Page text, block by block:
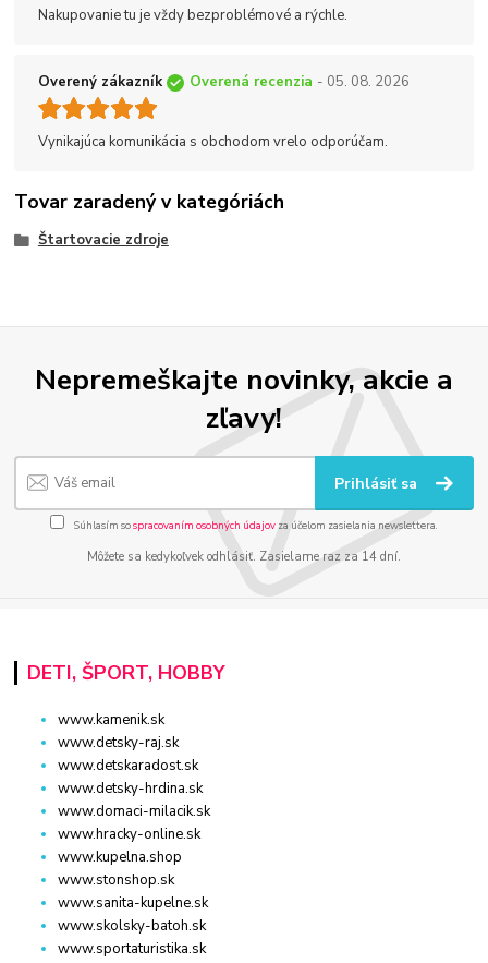
Nakupovanie tu je vždy bezproblémové a rýchle.
Overený zákazník Overená recenzia - 05. 08. 2026
Vynikajúca komunikácia s obchodom vrelo odporúčam.
Tovar zaradený v kategóriách
Štartovacie zdroje
Nepremeškajte novinky, akcie a
zľavy!
Prihlásiť sa
Súhlasím sospracovaním osobných údajov za účelom zasielania newslettera.
Môžete sa kedykoľvek odhlásiť. Zasielame raz za 14 dní.
DETI, ŠPORT, HOBBY
www.kamenik.sk
www.detsky-raj.sk
www.detskaradost.sk
www.detsky-hrdina.sk
www.domaci-milacik.sk
www.hracky-online.sk
www.kupelna.shop
www.stonshop.sk
www.sanita-kupelne.sk
www.skolsky-batoh.sk
www.sportaturistika.sk